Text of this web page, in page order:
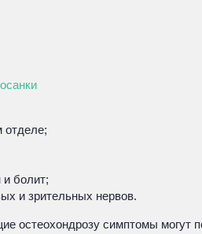
отделе;
болит;
и зрительных нервов.
остеохондрозу симптомы